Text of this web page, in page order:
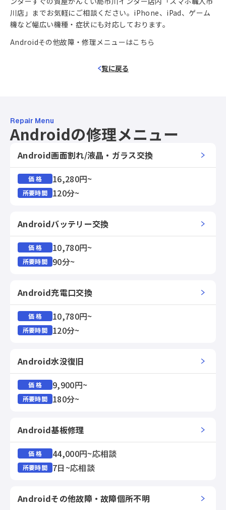
川店」までお気軽にご相談ください。iPhone、iPad、ゲーム
機など幅広い機種・症状にも対応しております。
Androidその他故障・修理メニューはこちら
覧に戻る
Repair Menu
Androidの修理メニュー
Android画面割れ/液晶・ガラス交換
価 格 16,280円~
所要時間 120分~
Androidバッテリー交換
価 格 10,780円~
所要時間 90分~
Android充電口交換
価 格 10,780円~
所要時間 120分~
Android水没復旧
価 格 9,900円~
所要時間 180分~
Android基板修理
価 格 44,000円~応相談
所要時間 7日~応相談
Androidその他故障・故障個所不明